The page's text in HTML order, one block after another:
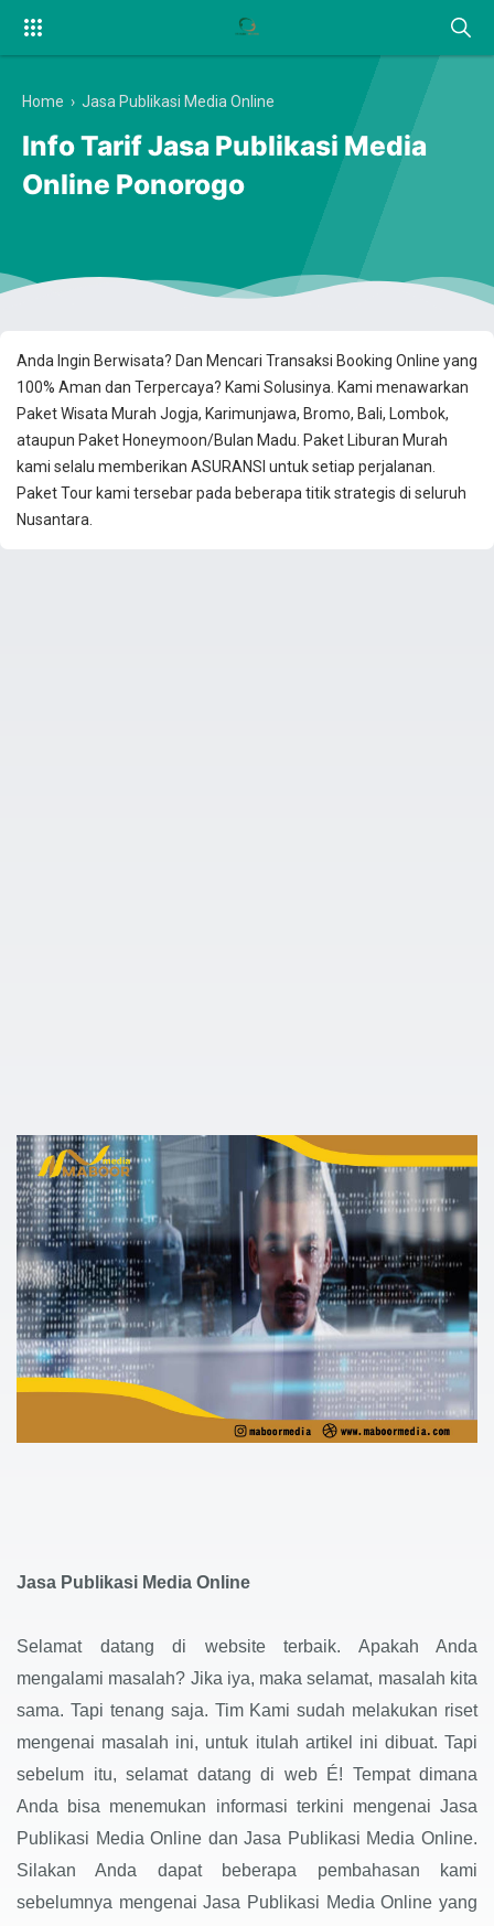
Anda Ingin Berwisata? Dan Mencari Transaksi Booking Online yang
100% Aman dan Terpercaya? Kami Solusinya. Kami menawarkan
Paket Wisata Murah Jogja, Karimunjawa, Bromo, Bali, Lombok,
ataupun Paket Honeymoon/Bulan Madu. Paket Liburan Murah
kami selalu memberikan ASURANSI untuk setiap perjalanan.
Paket Tour kami tersebar pada beberapa titik strategis di seluruh
Nusantara.
Home › Jasa Publikasi Media Online
Info Tarif Jasa Publikasi Media
Online Ponorogo
Jasa Publikasi Media Online
Selamat datang di website terbaik. Apakah Anda
mengalami masalah? Jika iya, maka selamat, masalah kita
sama. Tapi tenang saja. Tim Kami sudah melakukan riset
mengenai masalah ini, untuk itulah artikel ini dibuat. Tapi
sebelum itu, selamat datang di web É! Tempat dimana
Anda bisa menemukan informasi terkini mengenai Jasa
Publikasi Media Online dan Jasa Publikasi Media Online.
Silakan Anda dapat beberapa pembahasan kami
sebelumnya mengenai Jasa Publikasi Media Online yang